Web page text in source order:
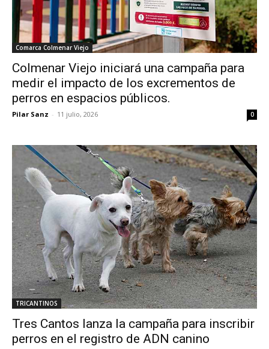
Comarca Colmenar Viejo
Colmenar Viejo iniciará una campaña para
medir el impacto de los excrementos de
perros en espacios públicos.
Pilar Sanz - 11 julio, 2026 0
TRICANTINOS
Tres Cantos lanza la campaña para inscribir
perros en el registro de ADN canino